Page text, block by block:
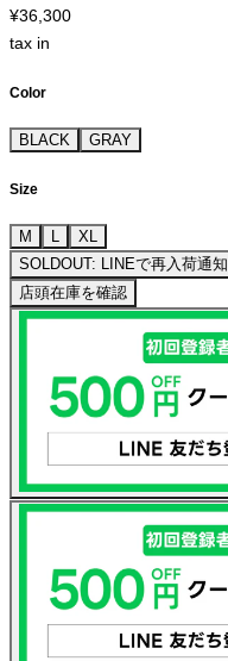
¥36,300
tax in
Color
BLACK GRAY
Size
M L
XL
SOLDOUT: LINEで再入荷通知
店頭在庫を確認